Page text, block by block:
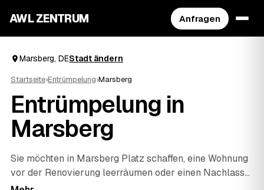
AWL ZENTRUM Anfragen
Marsberg, DEStadt ändern
Startseite›Entrümpelung›Marsberg
Entrümpelung in
Marsberg
Sie möchten in Marsberg Platz schaffen, eine Wohnung
vor der Renovierung leerräumen oder einen Nachlass
auflösen? Beschreiben Sie Ihren Auftrag bei AWL